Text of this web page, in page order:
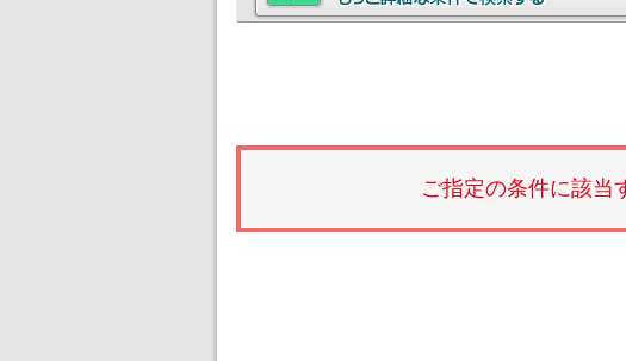
ご指定の条件に該当